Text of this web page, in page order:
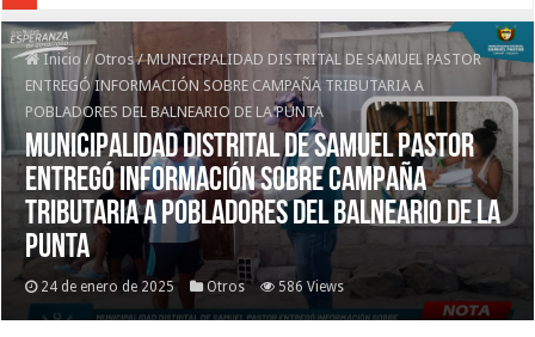
Inicio / Otros / MUNICIPALIDAD DISTRITAL DE SAMUEL PASTOR
ENTREGÓ INFORMACIÓN SOBRE CAMPAÑA TRIBUTARIA A
POBLADORES DEL BALNEARIO DE LA PUNTA
MUNICIPALIDAD DISTRITAL DE SAMUEL PASTOR
ENTREGÓ INFORMACIÓN SOBRE CAMPAÑA
TRIBUTARIA A POBLADORES DEL BALNEARIO DE LA
PUNTA
24 de enero de 2025 Otros 586 Views